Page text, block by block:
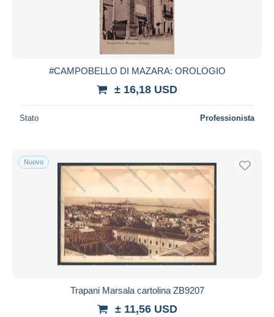
#CAMPOBELLO DI MAZARA: OROLOGIO
± 16,18 USD
Stato Professionista
Nuovo
Trapani Marsala cartolina ZB9207
± 11,56 USD